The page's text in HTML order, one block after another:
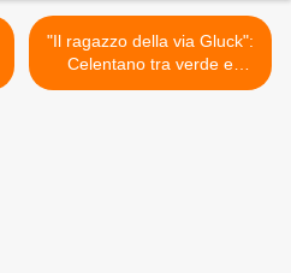
"Il ragazzo della via Gluck":
Celentano tra verde e
cemento >